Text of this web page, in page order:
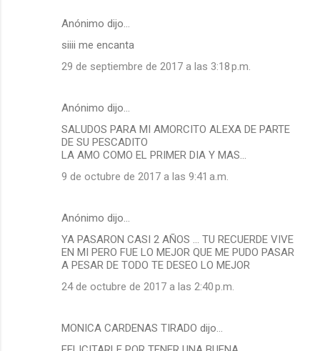
Anónimo dijo…
siiii me encanta
29 de septiembre de 2017 a las 3:18 p.m.
Anónimo dijo…
SALUDOS PARA MI AMORCITO ALEXA DE PARTE
DE SU PESCADITO
LA AMO COMO EL PRIMER DIA Y MAS...
9 de octubre de 2017 a las 9:41 a.m.
Anónimo dijo…
YA PASARON CASI 2 AÑOS ... TU RECUERDE VIVE
EN MI PERO FUE LO MEJOR QUE ME PUDO PASAR
A PESAR DE TODO TE DESEO LO MEJOR
24 de octubre de 2017 a las 2:40 p.m.
MONICA CARDENAS TIRADO dijo…